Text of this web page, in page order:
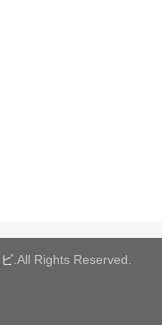
.All Rights Reserved.